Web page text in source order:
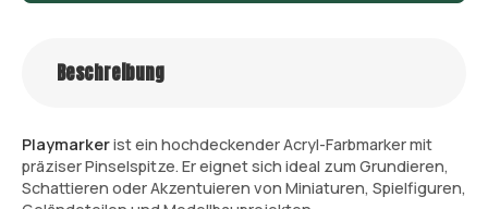
Beschreibung
Playmarkerist ein hochdeckender Acryl-Farbmarker mit
präziser Pinselspitze. Er eignet sich ideal zum Grundieren,
Schattieren oder Akzentuieren von Miniaturen, Spielfiguren,